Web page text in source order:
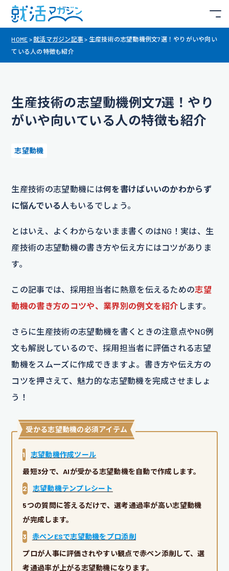
HOME >就活マガジン記事 > 生産技術の志望動機例文7選！やりがいや向い
ている人の特徴も紹介
生産技術の志望動機例文7選！やり
がいや向いている人の特徴も紹介
志望動機
生産技術の志望動機には何を書けばいいのかわからず
に悩んでいる人もいるでしょう。
とはいえ、よくわからないまま書くのはNG！実は、生
産技術の志望動機の書き方や伝え方にはコツがありま
す。
この記事では、採用担当者に熱意を伝えるための志望
動機の書き方のコツや、業界別の例文を紹介 します。
さらに生産技術の志望動機を書くときの注意点やNG例
文も解説しているので、採用担当者に評価される志望
動機をスムーズに作成できますよ。書き方や伝え方の
コツを押さえて、魅力的な志望動機を完成させましょ
う！
受かる志望動機の必須アイテム
1
志望動機作成ツール
最短3分で、AIが受かる志望動機を自動で作成します。
2
志望動機テンプレシート
5つの質問に答えるだけで、選考通過率が高い志望動機
が完成します。
3
赤ペンESで志望動機をプロ添削
プロが人事に評価されやすい観点で赤ペン添削して、選
考通過率が上がる志望動機になります。